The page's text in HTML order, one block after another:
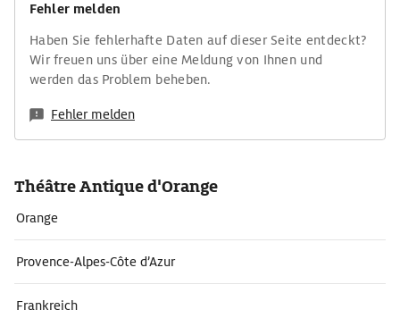
Fehler melden
Haben Sie fehlerhafte Daten auf dieser Seite entdeckt?
Wir freuen uns über eine Meldung von Ihnen und
werden das Problem beheben.
Fehler melden
Théâtre Antique d'Orange
Orange
Provence-Alpes-Côte d’Azur
Frankreich